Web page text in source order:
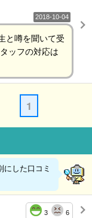
2018-10-04
と噂を聞いて受
ッフの対応は
1
にした口コミ
3 6